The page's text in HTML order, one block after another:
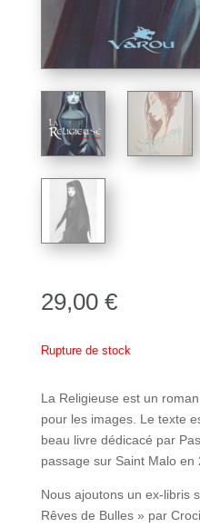
29,00 €
Rupture de stock
La Religieuse est un
pour les images. Le texte
beau livre dédicacé par
passage sur Saint Malo en
Nous ajoutons un ex-libris
Rêves de Bulles » par